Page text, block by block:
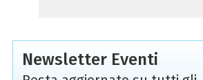
Newsletter Eventi